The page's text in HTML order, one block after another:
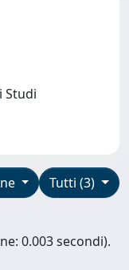
Studi
Tutti (3)
0.003 secondi).